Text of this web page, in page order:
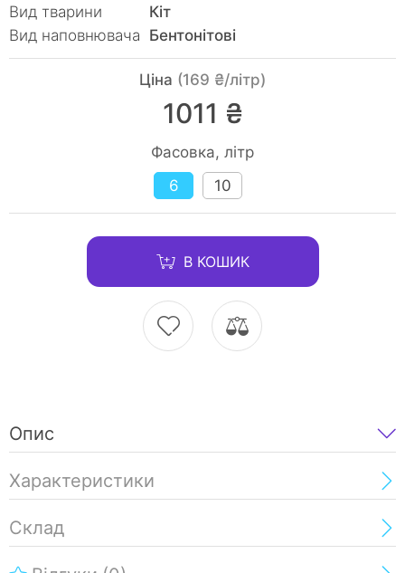
Вид тварини
Кiт
Вид наповнювача Бентонітові
Ціна (169 ₴/літр)
1011 ₴
Фасовка, літр
6
10
В КОШИК
Опис
Характеристики
Склад